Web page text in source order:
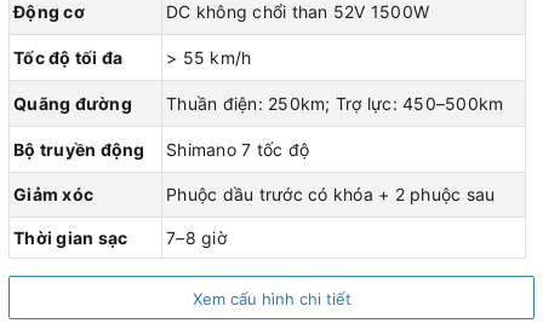
Động cơ DC không chổi than 52V 1500W
Tốc độ tối đa > 55 km/h
Quãng đường Thuần điện: 250km; Trợ lực: 450–500km
Bộ truyền động Shimano 7 tốc độ
Giảm xóc Phuộc dầu trước có khóa + 2 phuộc sau
Thời gian sạc 7–8 giờ
Xem cấu hình chi tiết